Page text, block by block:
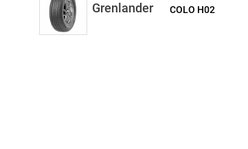
Grenlander COLO H02